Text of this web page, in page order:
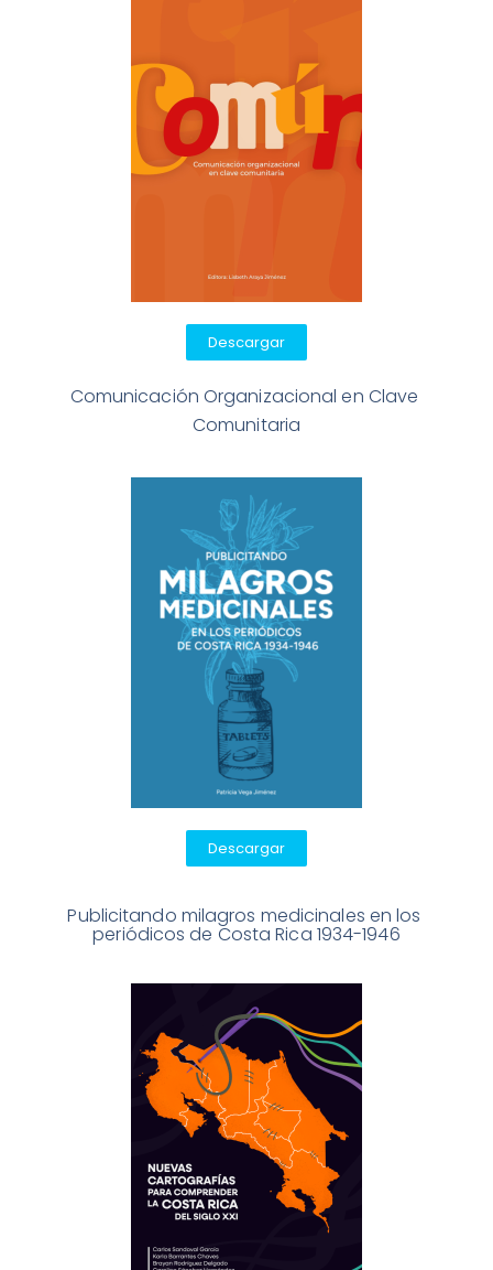
Descargar
Comunicación Organizacional en Clave
Comunitaria
Descargar
Publicitando milagros medicinales en los
periódicos de Costa Rica 1934-1946